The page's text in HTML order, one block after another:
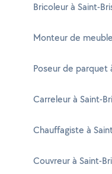
Bricoleur à Saint-
Monteur de
Poseur de parquet
Carreleur à Saint-
Chauffagiste à
Couvreur à Saint-